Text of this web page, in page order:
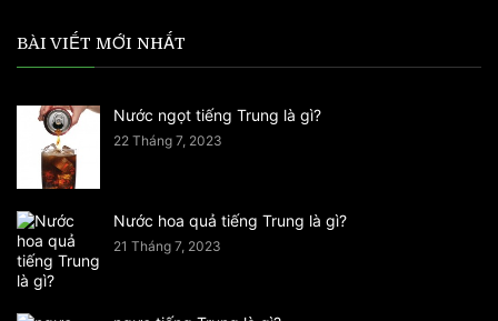
BÀI VIẾT MỚI NHẤT
Nước ngọt tiếng Trung là gì?
22 Tháng 7, 2023
Nước hoa quả tiếng Trung là gì?
21 Tháng 7, 2023